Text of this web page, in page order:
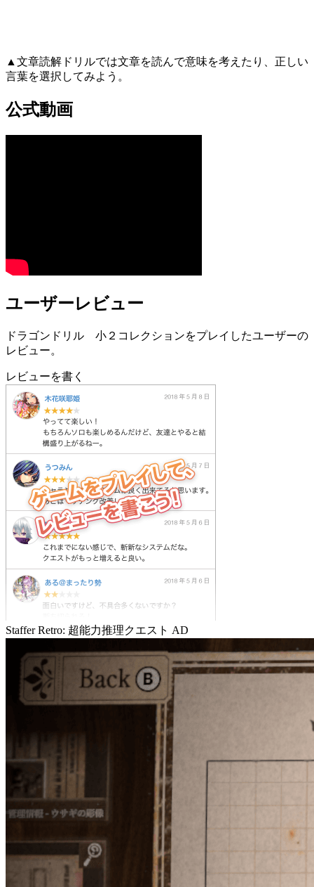
▲文章読解ドリルでは文章を読んで意味を考えたり、正しい
言葉を選択してみよう。
公式動画
ユーザーレビュー
ドラゴンドリル 小２コレクションをプレイしたユーザーの
レビュー。
レビューを書く
Staffer Retro: 超能力推理クエスト AD